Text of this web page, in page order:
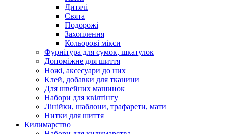
Дитячі
Свята
Подорожі
Захоплення
Кольорові мікси
Фурнітура для сумок, шкатулок
Допоміжне для шиття
Ножі, аксесуари до них
Клей, добавки для тканини
Для швейних машинок
Набори для квілтінгу
Лінійки, шаблони, трафарети, мати
Нитки для шиття
Килимарство